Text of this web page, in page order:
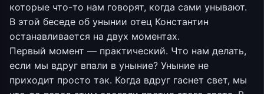
которые что-то нам говорят, когда сами унывают.
В этой беседе об унынии отец Константин
останавливается на двух моментах.
Первый момент — практический. Что нам делать,
если мы вдруг впали в уныние? Уныние не
приходит просто так. Когда вдруг гаснет свет, мы